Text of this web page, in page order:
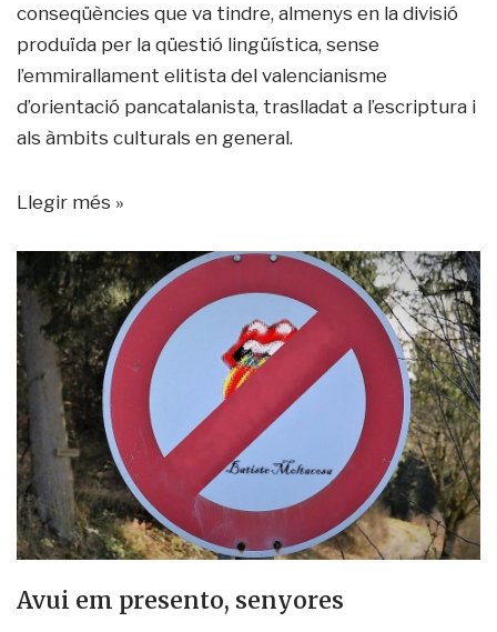
conseqüències que va tindre, almenys en la divisió
produïda per la qüestió lingüística, sense
l’emmirallament elitista del valencianisme
d’orientació pancatalanista, traslladat a l’escriptura i
als àmbits culturals en general.
Llegir més »
Avui em presento, senyores